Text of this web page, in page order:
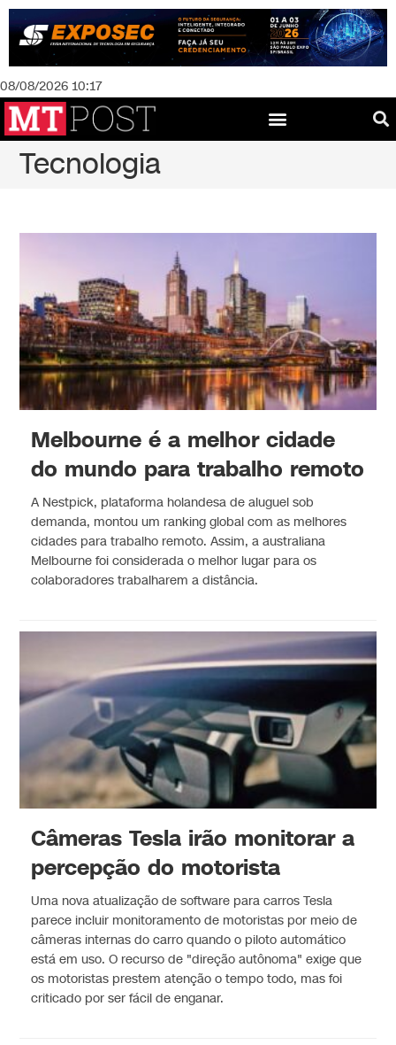
08/08/2026 10:17
Tecnologia
Melbourne é a melhor cidade
do mundo para trabalho remoto
A Nestpick, plataforma holandesa de aluguel sob
demanda, montou um ranking global com as melhores
cidades para trabalho remoto. Assim, a australiana
Melbourne foi considerada o melhor lugar para os
colaboradores trabalharem a distância.
Câmeras Tesla irão monitorar a
percepção do motorista
Uma nova atualização de software para carros Tesla
parece incluir monitoramento de motoristas por meio de
câmeras internas do carro quando o piloto automático
está em uso. O recurso de "direção autônoma" exige que
os motoristas prestem atenção o tempo todo, mas foi
criticado por ser fácil de enganar.